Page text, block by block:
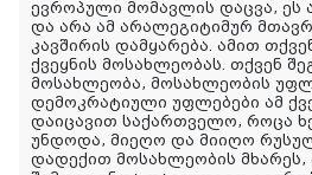
ევროპული მომავლის დაცვა, ეს
და არა ამ არალეგიტიმურ
კავშირის დამყარება. ამით
ქვეყნის მოსახლეობას. თქვენ
მოსახლეობა, მოსახლეობის
დემოკრატიული უფლებები ამ
დაიცავით საქართველო, როცა
უნდოდა, მიეღო და მიიღო
დადექით მოსახლეობის მხარეს,